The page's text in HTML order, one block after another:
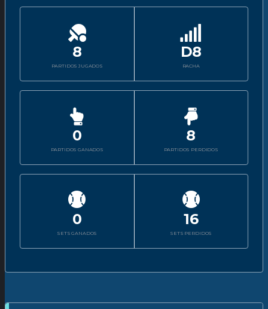
8
PARTIDOS JUGADOS
D8
RACHA
0
PARTIDOS GANADOS
8
PARTIDOS PERDIDOS
0
SETS GANADOS
16
SETS PERDIDOS